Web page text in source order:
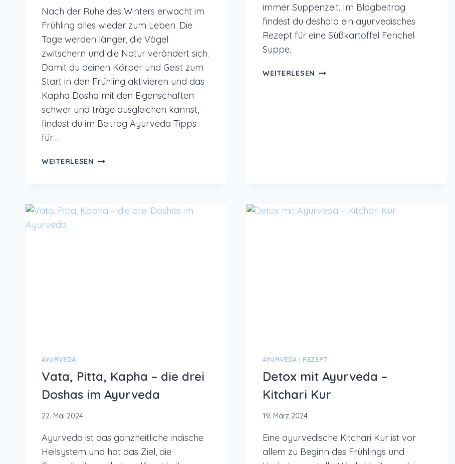
Nach der Ruhe des Winters erwacht im
Frühling alles wieder zum Leben. Die
Tage werden länger, die Vögel
zwitschern und die Natur verändert sich.
Damit du deinen Körper und Geist zum
Start in den Frühling aktivieren und das
Kapha Dosha mit den Eigenschaften
schwer und träge ausgleichen kannst,
findest du im Beitrag Ayurveda Tipps
für…
WEITERLESEN AYURVEDA
FRÜHLING
FÜR
immer Suppenzeit. Im Blogbeitrag
findest du deshalb ein ayurvedisches
Rezept für eine Süßkartoffel Fenchel
Suppe.
WEITERLESEN AYURVEDISCHE
AYURVEDA
Vata, Pitta, Kapha – die drei
Doshas im Ayurveda
22. Mai 2024
Ayurveda ist das ganzheitliche indische
Heilsystem und hat das Ziel, die
AYURVEDA | REZEPT
Detox mit Ayurveda –
Kitchari Kur
19. März 2024
Eine ayurvedische Kitchari Kur ist vor
allem zu Beginn des Frühlings und